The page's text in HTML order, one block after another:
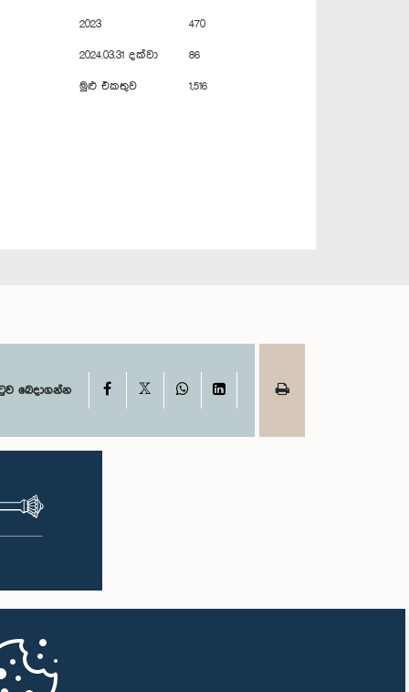
2023 470
2024.03.31 දක්වා 86
මුළු එකතුව 1,516
බෙදාගන්න Facebook WhatsAppLinkedIn